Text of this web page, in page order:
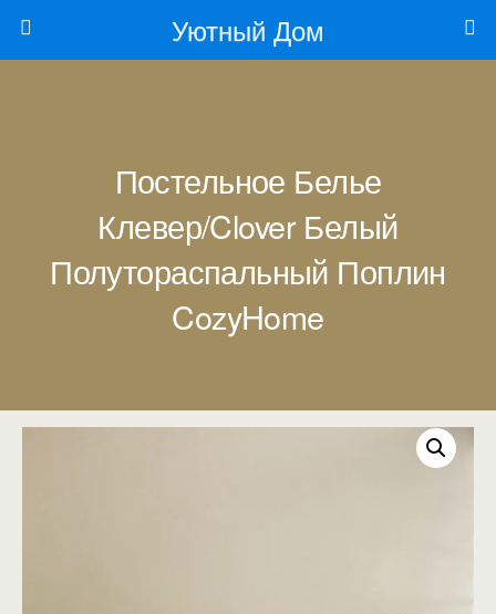
Уютный Дом
Постельное Белье
Клевер/Clover Белый
Полутораспальный Поплин
CozyHome